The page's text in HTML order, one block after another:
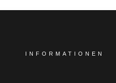
INFORMATIONEN